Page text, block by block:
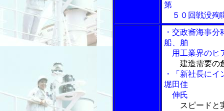
第
５０回戦没殉
・交政審海事
船、舶
用工業界のヒ
建造需要の
・「新社長に
堀田佳
伸氏
スピードと